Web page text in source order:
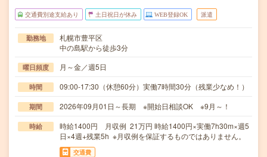
交通費別途支給あり 土日祝日が休み WEB登録OK 派遣
勤務地
札幌市豊平区
中の島駅から徒歩3分
曜日頻度 月～金／週5日
時間 09:00-17:30（休憩60分）実働7時間30分（残業少なめ！）
期間 2026年09月01日～長期 ※開始日相談OK ※9月～！
時給
時給1400円 月収例 21万円 時給1400円×実働7h30m×週5
日×4週+残業5h ※月収例を保証するものではありません。
交通費